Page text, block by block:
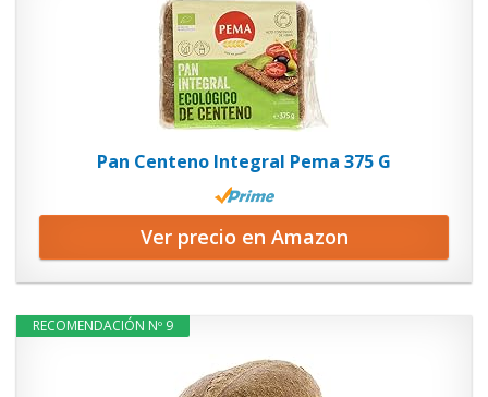
Pan Centeno Integral Pema 375 G
Ver precio en Amazon
RECOMENDACIÓN Nº 9